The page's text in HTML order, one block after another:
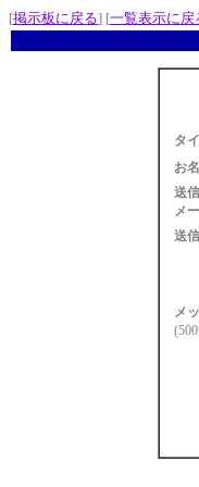
[掲示板に戻る] [一覧表示に戻
タ
お
送
メ
送
メ